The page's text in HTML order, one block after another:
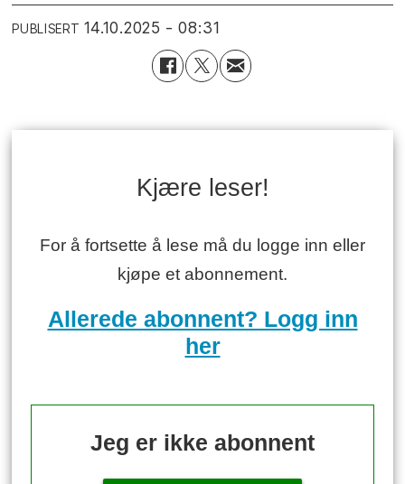
PUBLISERT 14.10.2025 - 08:31
Kjære leser!
For å fortsette å lese må du logge inn eller
kjøpe et abonnement.
Allerede abonnent? Logg inn
her
Jeg er ikke abonnent